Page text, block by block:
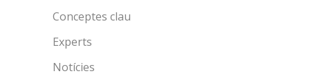
Conceptes clau
Experts
Notícies